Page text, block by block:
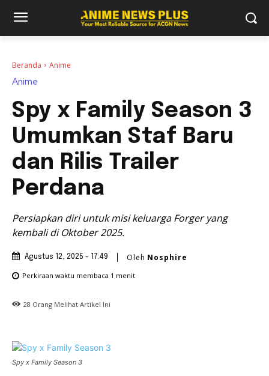
Beranda Anime
Anime
Spy x Family Season 3
Umumkan Staf Baru
dan Rilis Trailer
Perdana
Persiapkan diri untuk misi keluarga Forger yang
kembali di Oktober 2025.
Agustus 12, 2025 - 17:49 Oleh Nosphire
Perkiraan waktu membaca 1 menit
28 Orang Melihat Artikel Ini
Spy x Family Season 3